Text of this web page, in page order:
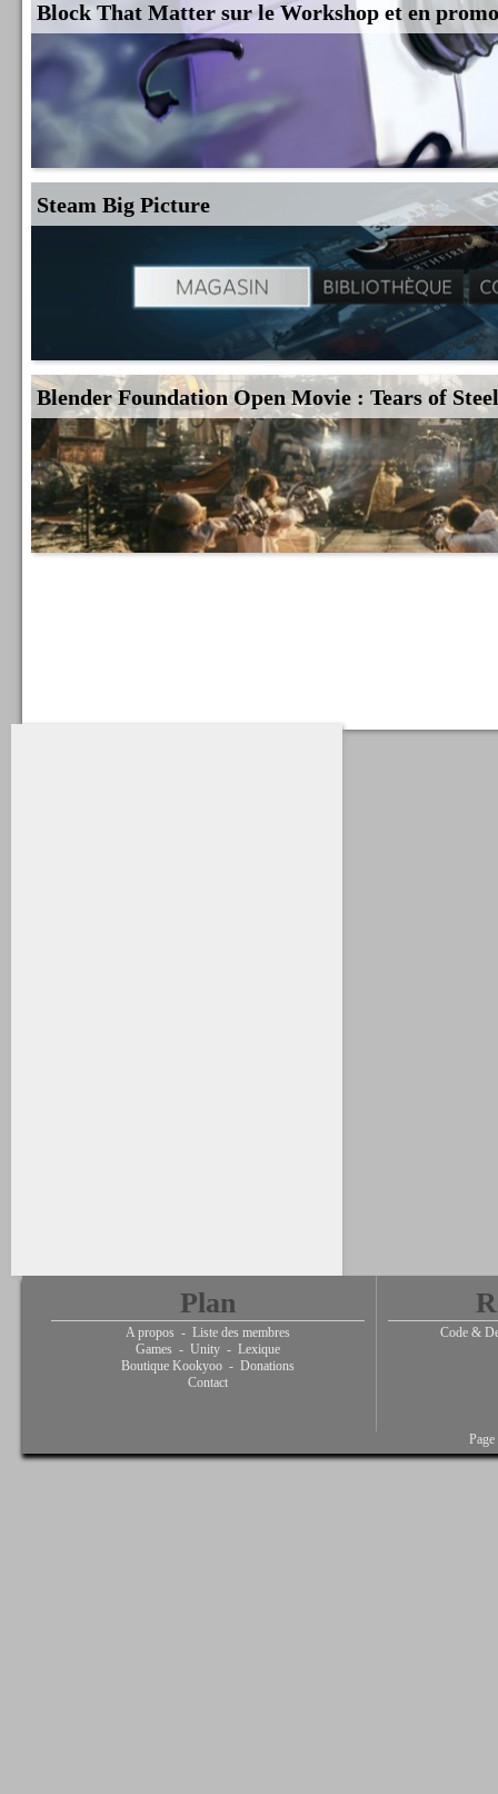
Block That Matter sur le Workshop et en
Steam Big Picture
Blender Foundation Open Movie : Tears of
Plan
A propos - Liste des membres
Games - Unity - Lexique
Boutique Kookyoo - Donations
Contact
Code &